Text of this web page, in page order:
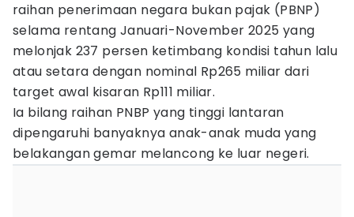
raihan penerimaan negara bukan pajak (PBNP)
selama rentang Januari-November 2025 yang
melonjak 237 persen ketimbang kondisi tahun lalu
atau setara dengan nominal Rp265 miliar dari
target awal kisaran Rp111 miliar.
Ia bilang raihan PNBP yang tinggi lantaran
dipengaruhi banyaknya anak-anak muda yang
belakangan gemar melancong ke luar negeri.